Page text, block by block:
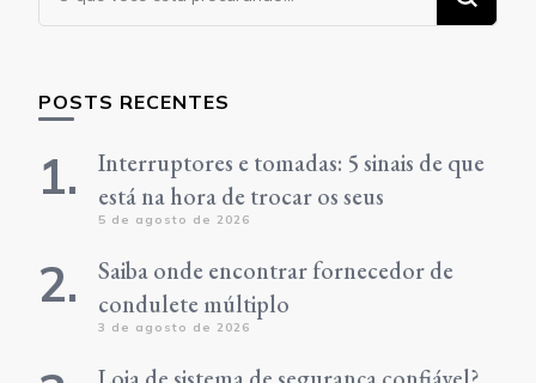
algo?
POSTS RECENTES
Interruptores e tomadas: 5 sinais de que
está na hora de trocar os seus
5 de agosto de 2026
Saiba onde encontrar fornecedor de
condulete múltiplo
3 de agosto de 2026